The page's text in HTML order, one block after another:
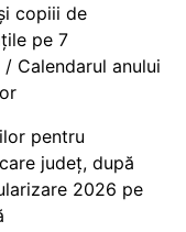
copiii de
pe 7
Calendarul anului
pentru
județ, după
2026 pe